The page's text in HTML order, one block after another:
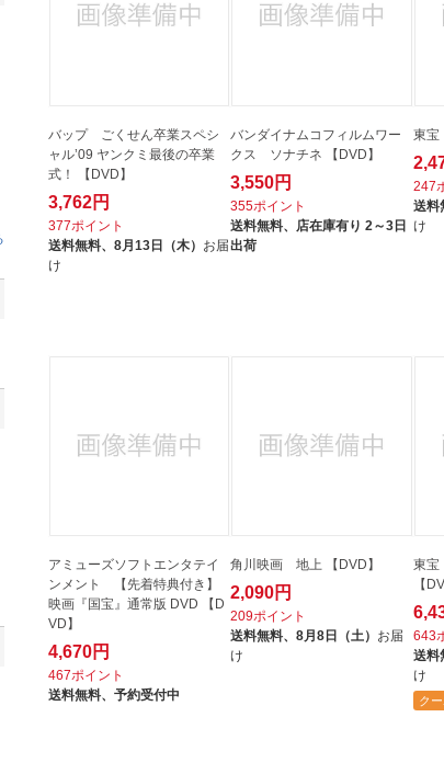
バップ ごくせん卒業スペシ
ャル’09 ヤンクミ最後の卒業
式！ 【DVD】
3,762円
377ポイント
送料無料、 8月13日（木） お届
け
バンダイナムコフィルムワー
クス ソナチネ 【DVD】
3,550円
355ポイント
送料無料、 店在庫有り 2～3日
出荷
東宝
247
送料
け
アミューズソフトエンタテイ
ンメント 【先着特典付き】
映画『国宝』通常版 DVD 【D
VD】
4,670円
467ポイント
送料無料、 予約受付中
角川映画 地上 【DVD】
2,090円
209ポイント
送料無料、8月8日（土） お届
け
東宝
【
643
送料
け
ク